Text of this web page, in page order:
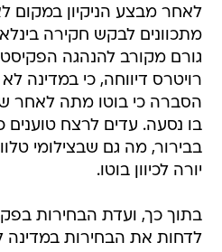
לאחר מבצע הניקיון במקום
מתכוונים לבקש חקירה
גורם מקורב להנהגה
רויטרס דיווחה, כי במדינה
הסברה כי בוטו מתה לאחר
בו נסעה. עדים לרצח טוענים
בבירור, מה גם שבצילומי
יורה לכיוון בוטו.
בתוך כך, ועדת הבחירות